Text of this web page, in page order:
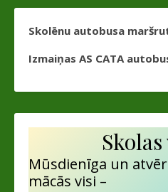
Skolēnu autobusa
Izmaiņas AS CATA
Mūsdienīga un
mācās visi –